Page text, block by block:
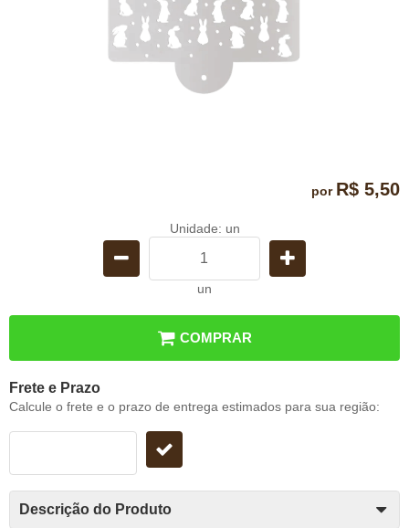
por R$ 5,50
Unidade: un
un
COMPRAR
Frete e Prazo
Calcule o frete e o prazo de entrega estimados para sua região:
Descrição do Produto